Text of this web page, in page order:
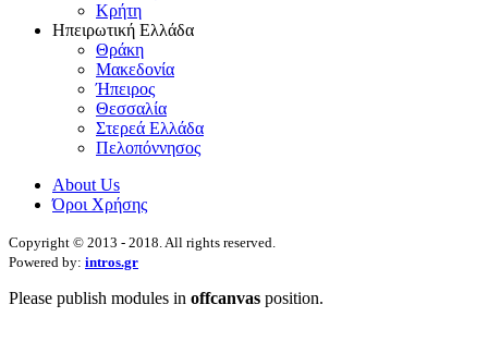
Κρήτη
Ηπειρωτική Ελλάδα
Θράκη
Μακεδονία
Ήπειρος
Θεσσαλία
Στερεά Ελλάδα
Πελοπόννησος
About Us
Όροι Χρήσης
Copyright © 2013 - 2018. All rights reserved.
Powered by: intros.gr
Please publish modules in offcanvas position.